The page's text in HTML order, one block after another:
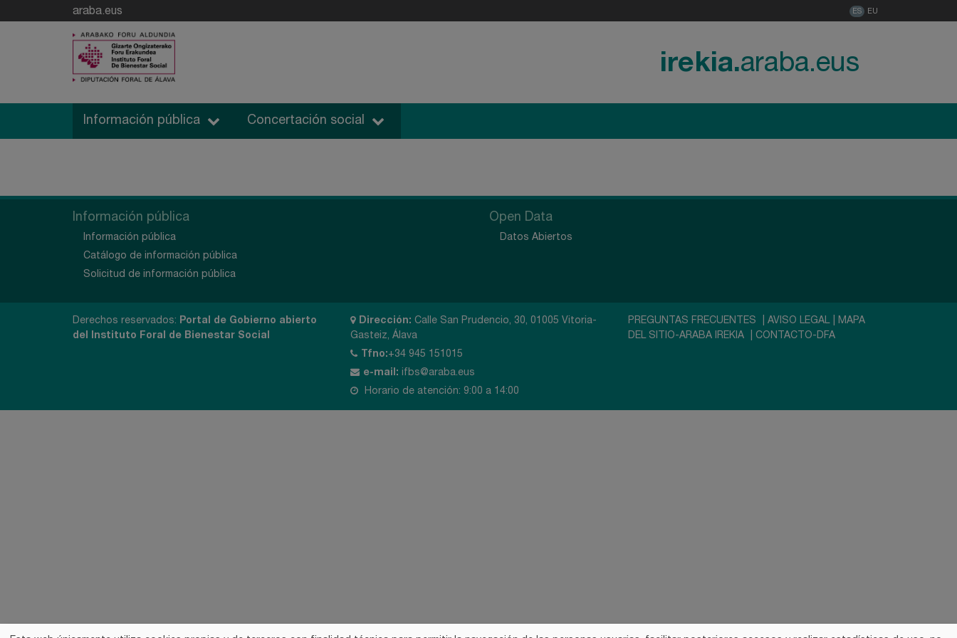
araba.eus ES EU
irekia.araba.eus
Información pública Concertación social
Información pública
Información pública
Catálogo de información pública
Solicitud de información pública
Open Data
Datos Abiertos
Derechos reservados:
Portal de Gobierno abierto
del Instituto Foral de Bienestar Social
Dirección: Calle San Prudencio, 30, 01005 Vitoria-
Gasteiz, Álava
Tfno:+34 945 151015
e-mail: ifbs@araba.eus
Horario de atención: 9:00 a 14:00
PREGUNTAS FRECUENTES AVISO LEGAL
MAPA
DEL SITIO-ARABA IREKIA
CONTACTO-DFA